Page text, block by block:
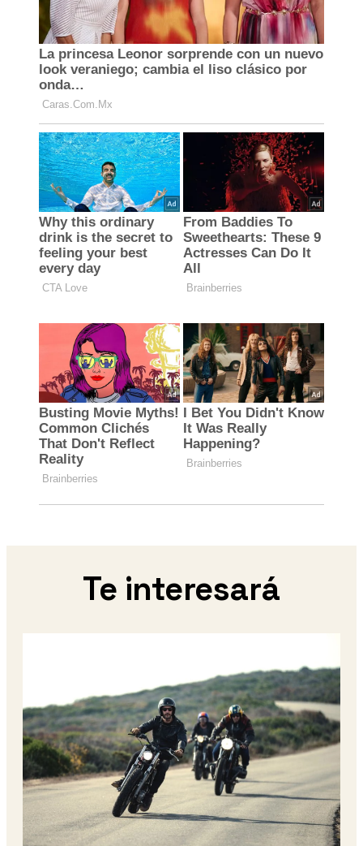
Te interesará